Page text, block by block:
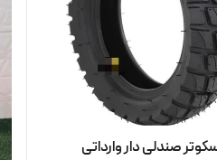
صندلی دار وارداتی